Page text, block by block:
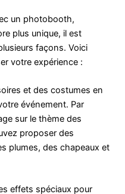
un photobooth,
plus unique, il est
façons. Voici
votre expérience :
et des costumes en
événement. Par
sur le thème des
proposer des
plumes, des chapeaux et
effets spéciaux pour